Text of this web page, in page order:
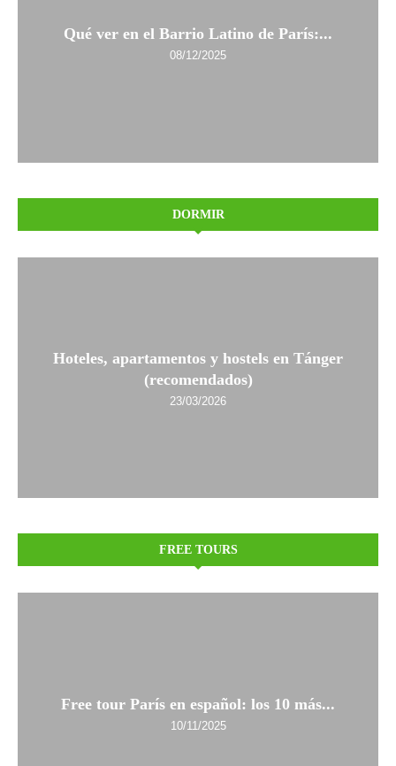
Qué ver en el Barrio Latino de París:...
08/12/2025
DORMIR
Hoteles, apartamentos y hostels en Tánger
(recomendados)
23/03/2026
FREE TOURS
Free tour París en español: los 10 más...
10/11/2025